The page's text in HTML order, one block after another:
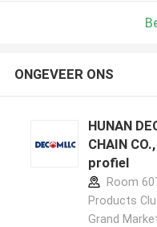
ONGEVEER ONS
HUNAN
CHAIN
profiel
Room
Products
Grand